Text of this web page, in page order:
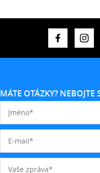
MÁTE OTÁZKY? NEBOJTE